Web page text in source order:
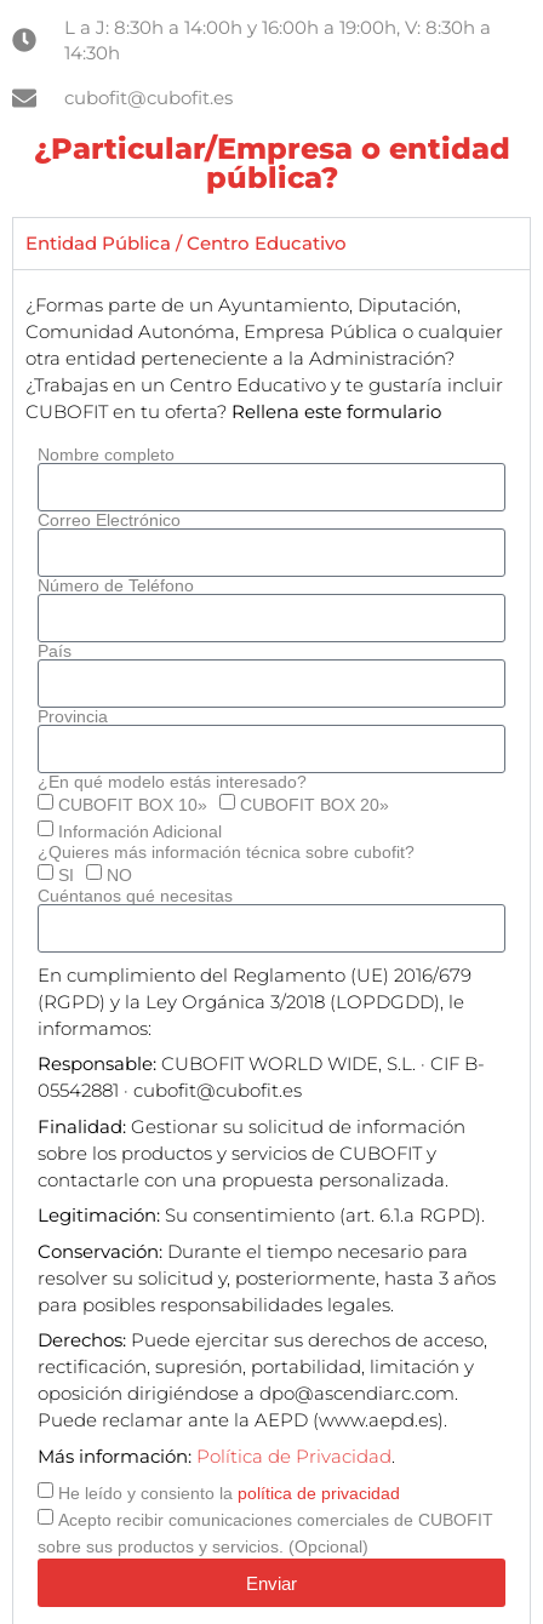
L a J: 8:30h a 14:00h y 16:00h a 19:00h, V: 8:30h a
14:30h
cubofit@cubofit.es
¿Particular/Empresa o entidad
pública?
Entidad Pública / Centro Educativo
¿Formas parte de un Ayuntamiento, Diputación,
Comunidad Autonóma, Empresa Pública o cualquier
otra entidad perteneciente a la Administración?
¿Trabajas en un Centro Educativo y te gustaría incluir
CUBOFIT en tu oferta? Rellena este formulario
Nombre completo
Correo Electrónico
Número de Teléfono
País
Provincia
¿En qué modelo estás interesado?
CUBOFIT BOX 10»
CUBOFIT BOX 20»
Información Adicional
¿Quieres más información técnica sobre cubofit?
SI
NO
Cuéntanos qué necesitas
En cumplimiento del Reglamento (UE) 2016/679
(RGPD) y la Ley Orgánica 3/2018 (LOPDGDD), le
informamos:
Responsable: CUBOFIT WORLD WIDE, S.L. · CIF B-
05542881 · cubofit@cubofit.es
Finalidad: Gestionar su solicitud de información
sobre los productos y servicios de CUBOFIT y
contactarle con una propuesta personalizada.
Legitimación: Su consentimiento (art. 6.1.a RGPD).
Conservación: Durante el tiempo necesario para
resolver su solicitud y, posteriormente, hasta 3 años
para posibles responsabilidades legales.
Derechos: Puede ejercitar sus derechos de acceso,
rectificación, supresión, portabilidad, limitación y
oposición dirigiéndose a dpo@ascendiarc.com.
Puede reclamar ante la AEPD (www.aepd.es).
Más información: Política de Privacidad.
He leído y consiento la política de privacidad
Acepto recibir comunicaciones comerciales de CUBOFIT
sobre sus productos y servicios. (Opcional)
Enviar